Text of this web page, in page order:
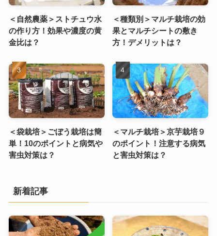
＜自然農薬＞ストチュウ水
の作り方！効果や濃度の黄
金比は？
＜種類別＞マルチ栽培の効
果とマルチシートの敷き
方！デメリットは？
＜袋栽培＞ごぼう栽培は簡
単！10のポイントと病気や
害虫対策は？
＜マルチ栽培＞京芋栽培９
のポイント！注意する病気
と害虫対策は？
新着記事